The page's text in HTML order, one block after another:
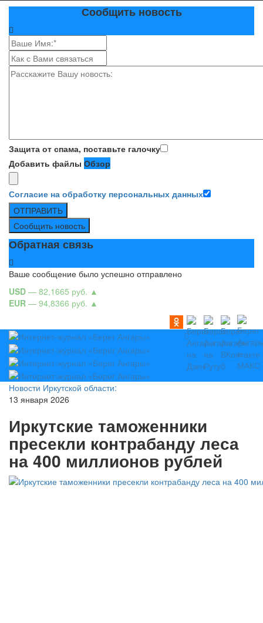
Сообщить новость
Защита от спама, поставьте галочку
Добавить файлы Обзор
Согласие на обработку персональных данных
ОТПРАВИТЬ
Сообщить новость
Обратная связь
Ваше сообщение было успешно отправлено
USD — 82,1665 руб. ▲
EUR — 94,8366 руб. ▲
Новости Иркутской области:
13 января 2026
Иркутские таможенники
пресекли контрабанду леса
на 400 миллионов рублей